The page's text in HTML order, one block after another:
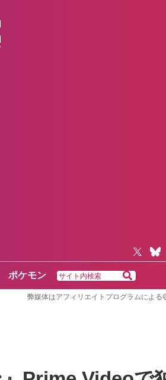
ポケモン
弊媒体はアフィリエイトプログラムによる